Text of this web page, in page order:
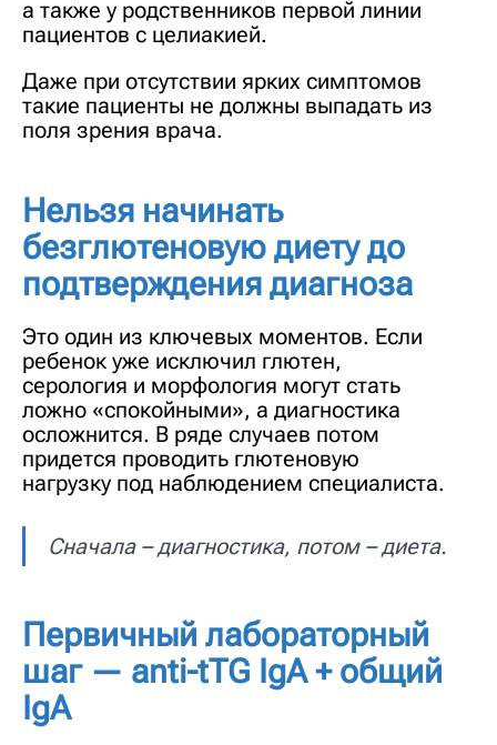
а также у родственников первой линии
пациентов с целиакией.
Даже при отсутствии ярких симптомов
такие пациенты не должны выпадать из
поля зрения врача.
Нельзя начинать
безглютеновую диету до
подтверждения диагноза
Это один из ключевых моментов. Если
ребенок уже исключил глютен,
серология и морфология могут стать
ложно «спокойными», а диагностика
осложнится. В ряде случаев потом
придется проводить глютеновую
нагрузку под наблюдением специалиста.
Сначала – диагностика, потом – диета.
Первичный лабораторный
шаг — anti-tTG IgA + общий
IgA